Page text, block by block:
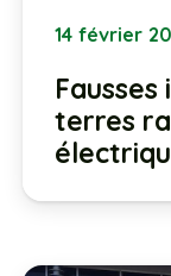
14 février
terres